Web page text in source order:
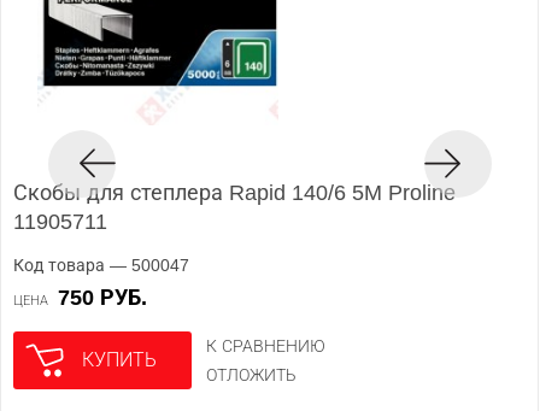
Скобы для степлера Rapid 140/6 5M Proline
11905711
Код товара — 500047
ЦЕНА 750 РУБ.
КУПИТЬ
К СРАВНЕНИЮ
ОТЛОЖИТЬ